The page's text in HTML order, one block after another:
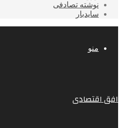
نوشته تصادفی
سایدبار
منو
افق اقتصادی